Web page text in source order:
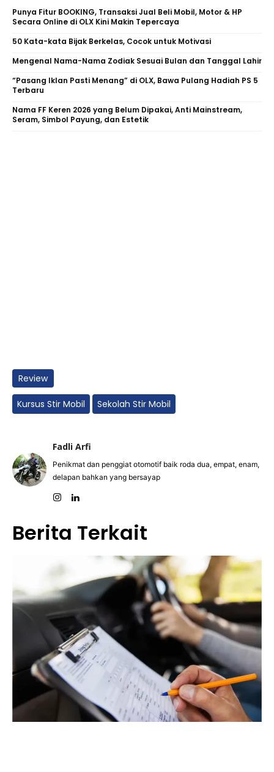
Punya Fitur BOOKING, Transaksi Jual Beli Mobil, Motor & HP
Secara Online di OLX Kini Makin Tepercaya
50 Kata-kata Bijak Berkelas, Cocok untuk Motivasi
Mengenal Nama-Nama Zodiak Sesuai Bulan dan Tanggal Lahir
“Pasang Iklan Pasti Menang” di OLX, Bawa Pulang Hadiah PS 5
Terbaru
Nama FF Keren 2026 yang Belum Dipakai, Anti Mainstream,
Seram, Simbol Payung, dan Estetik
Review
Kursus Stir Mobil Sekolah Stir Mobil
Fadli Arfi
Penikmat dan penggiat otomotif baik roda dua, empat, enam,
delapan bahkan yang bersayap
Berita Terkait